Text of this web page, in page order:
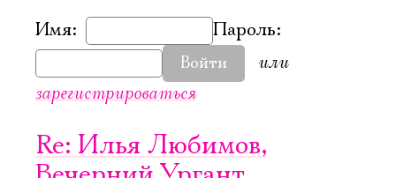
Имя:
Пароль:
Войти
или
зарегистрироваться
Re: Илья Любимов,